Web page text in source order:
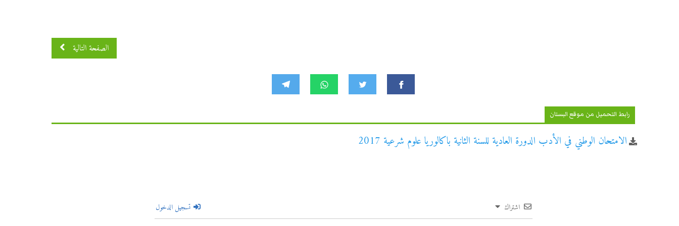
الصفحة التالية
رابط التحميل من موقع البستان
الامتحان الوطني في الأدب الدورة العادية للسنة الثانية باكالوريا علوم شرعية 2017
اشتراك تسجيل الدخول